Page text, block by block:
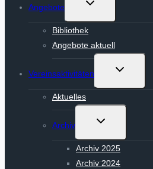
Angebote
Bibliothek
Angebote aktuell
Vereinsaktivitäten
Untermenü
Aktuelles
Archiv
Untermenü
Archiv 2025
Archiv 2024